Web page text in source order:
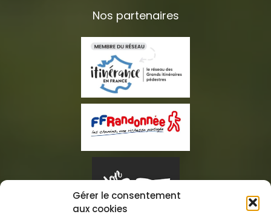
Gérer le consentement
aux cookies
Nos partenaires